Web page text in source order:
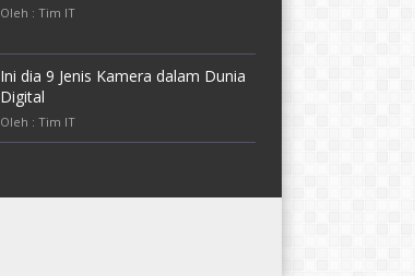
Oleh : Tim IT
Ini dia 9 Jenis Kamera dalam Dunia
Digital
Oleh : Tim IT